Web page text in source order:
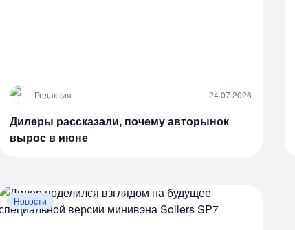
Р Редакция 24.07.2026
Дилеры рассказали, почему авторынок
вырос в июне
Новости